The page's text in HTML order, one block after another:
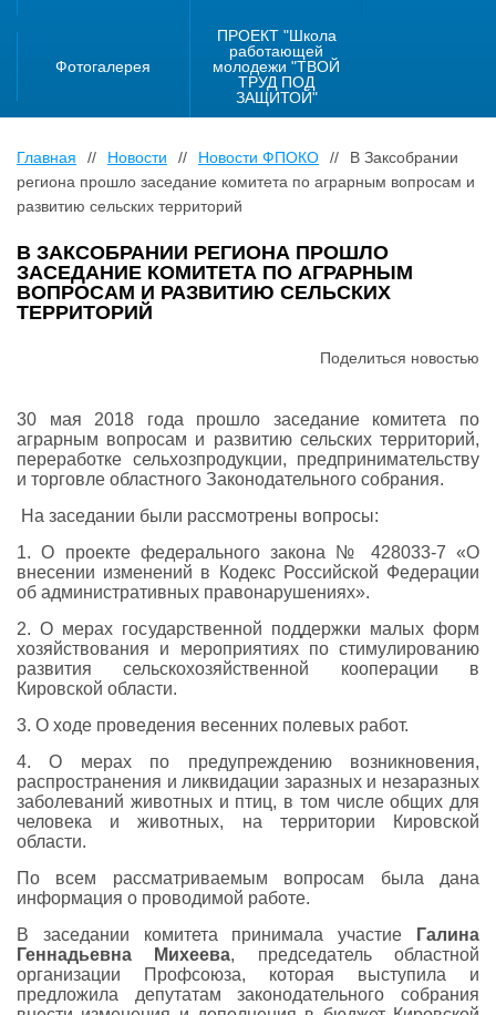
Фотогалерея
ПРОЕКТ "Школа
работающей
молодежи "ТВОЙ
ТРУД ПОД
ЗАЩИТОЙ"
Главная // Новости // Новости ФПОКО //
В Заксобрании
региона прошло заседание комитета по аграрным вопросам и
развитию сельских территорий
В ЗАКСОБРАНИИ РЕГИОНА ПРОШЛО
ЗАСЕДАНИЕ КОМИТЕТА ПО АГРАРНЫМ
ВОПРОСАМ И РАЗВИТИЮ СЕЛЬСКИХ
ТЕРРИТОРИЙ
Поделиться новостью
30 мая 2018 года прошло заседание комитета по
аграрным вопросам и развитию сельских территорий,
переработке сельхозпродукции, предпринимательству
и торговле областного Законодательного собрания.
На заседании были рассмотрены вопросы:
1. О проекте федерального закона № 428033-7 «О
внесении изменений в Кодекс Российской Федерации
об административных правонарушениях».
2. О мерах государственной поддержки малых форм
хозяйствования и мероприятиях по стимулированию
развития сельскохозяйственной кооперации в
Кировской области.
3. О ходе проведения весенних полевых работ.
4. О мерах по предупреждению возникновения,
распространения и ликвидации заразных и незаразных
заболеваний животных и птиц, в том числе общих для
человека и животных, на территории Кировской
области.
По всем рассматриваемым вопросам была дана
информация о проводимой работе.
В заседании комитета принимала участие
Галина
Геннадьевна Михеева, председатель областной
организации Профсоюза, которая выступила и
предложила депутатам законодательного собрания